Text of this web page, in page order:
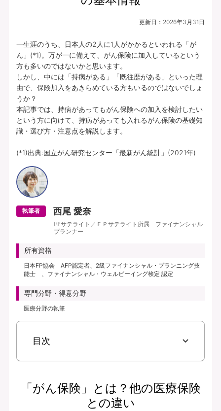
更新日： 2026年3月31日
一生涯のうち、日本人の2人に1人がかかるといわれる「が
ん」(*1)。万が一に備えて、がん保険に加入しているという
方も多いのではないかと思います。
しかし、中には「持病がある」「既往歴がある」といった理
由で、保険加入をあきらめている方もいるのではないでしょ
うか？
本記事では、持病があってもがん保険への加入を検討したい
という方に向けて、持病があっても入れるがん保険の基礎知
識・選び方・注意点を解説します。
(*1)出典:国立がん研究センター「最新がん統計」(2021年)
執筆者 西尾 愛奈
FPサテライト／ＦＰサテライト所属 ファイナンシャル
プランナー
所有資格
日本FP協会 AFP認定者、2級ファイナンシャル・プランニング技
能士 、ファイナンシャル・ウェルビーイング検定 認定
専門分野・得意分野
医療分野の執筆
目次
「がん保険」とは？他の医療保険
との違い